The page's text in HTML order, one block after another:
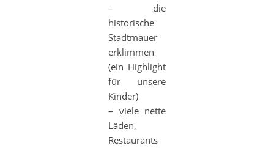
– die
historische
Stadtmauer
erklimmen
(ein Highlight
für unsere
Kinder)
– viele nette
Läden,
Restaurants